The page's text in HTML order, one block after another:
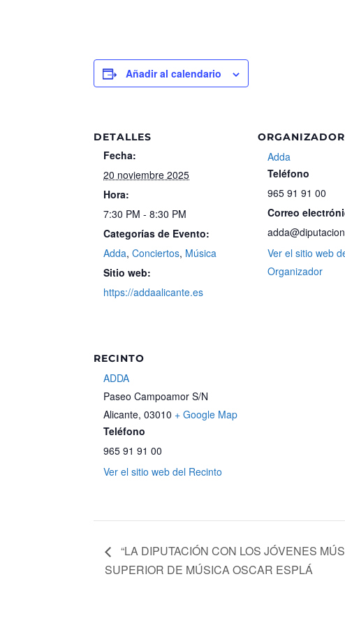
Añadir al calendario
DETALLES
Fecha:
20 noviembre 2025
Hora:
7:30 PM - 8:30 PM
Categorías de Evento:
Adda,Conciertos, Música
Sitio web:
https://addaalicante.es
ORGANIZADOR
Adda
Teléfono
965 91 91 00
Correo
Ver el sitio web
Organizador
RECINTO
ADDA
Paseo Campoamor S/N
Alicante, 03010 + Google Map
Teléfono
965 91 91 00
Ver el sitio web del Recinto
“LA DIPUTACIÓN CON LOS JÓVENES
SUPERIOR DE MÚSICA OSCAR ESPLÁ